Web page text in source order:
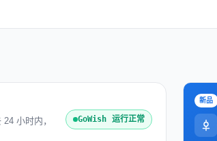
小时内，
GoWish 运行正常
新品